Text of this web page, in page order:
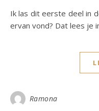
Ik las dit eerste deel in de Kronen van Nyaxia reeks. Wat ik
ervan vond? Dat lees je
Ramona